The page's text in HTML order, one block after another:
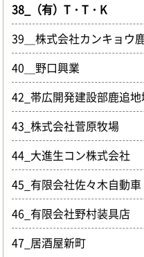
38_（有）T・T・K
39＿株式会社カンキョウ
40＿野口興業
42_帯広開発建設部鹿追
43_株式会社菅原牧場
44_大進生コン株式会社
45_有限会社佐々木自動車
46_有限会社野村装具店
47_居酒屋新町